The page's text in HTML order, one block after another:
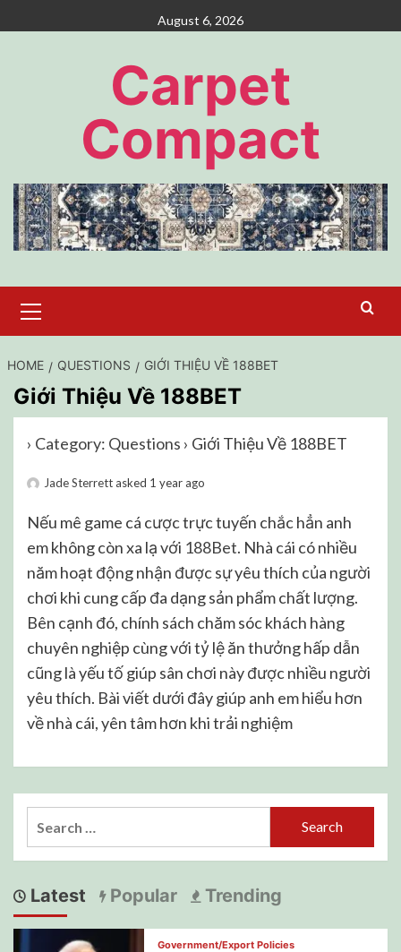
to
August 6, 2026
Carpet
Compact
Menu
HOME QUESTIONS GIỚI THIỆU VỀ 188BET
Giới Thiệu Về 188BET
› Category: Questions › Giới Thiệu Về 188BET
Jade Sterrettasked 1 year ago
Nếu mê game cá cược trực tuyến chắc hẳn anh
em không còn xa lạ với 188Bet. Nhà cái có nhiều
năm hoạt động nhận được sự yêu thích của người
chơi khi cung cấp đa dạng sản phẩm chất lượng.
Bên cạnh đó, chính sách chăm sóc khách hàng
chuyên nghiệp cùng với tỷ lệ ăn thưởng hấp dẫn
cũng là yếu tố giúp sân chơi này được nhiều người
yêu thích. Bài viết dưới đây giúp anh em hiểu hơn
về nhà cái, yên tâm hơn khi trải nghiệm
Latest Popular Trending
Government/Export Policies